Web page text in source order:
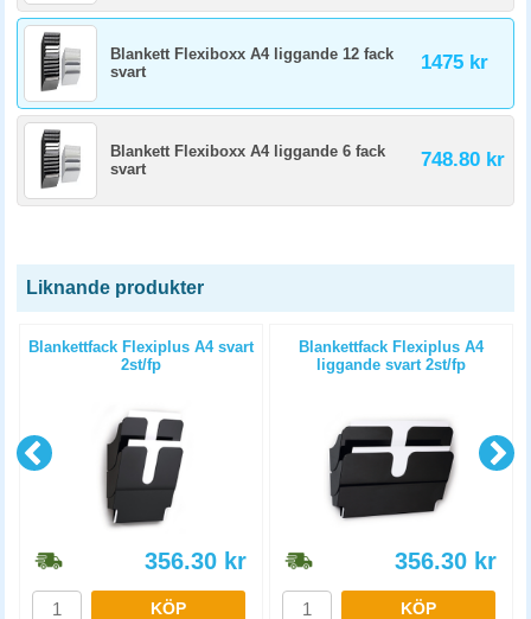
Blankett Flexiboxx A4 liggande 12 fack
svart
1475 kr
Blankett Flexiboxx A4 liggande 6 fack
svart
748.80 kr
Liknande produkter
Blankettfack Flexiplus A4 svart
2st/fp
356.30 kr
KÖP
Blankettfack Flexiplus A4
liggande svart 2st/fp
356.30 kr
KÖP